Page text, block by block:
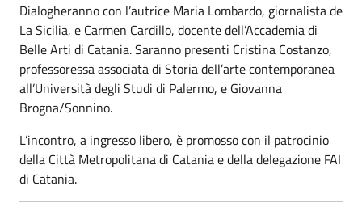
Dialogheranno con l’autrice Maria Lombardo, giornalista de
La Sicilia, e Carmen Cardillo, docente dell’Accademia di
Belle Arti di Catania. Saranno presenti Cristina Costanzo,
professoressa associata di Storia dell’arte contemporanea
all’Università degli Studi di Palermo, e Giovanna
Brogna/Sonnino.
L’incontro, a ingresso libero, è promosso con il patrocinio
della Città Metropolitana di Catania e della delegazione FAI
di Catania.